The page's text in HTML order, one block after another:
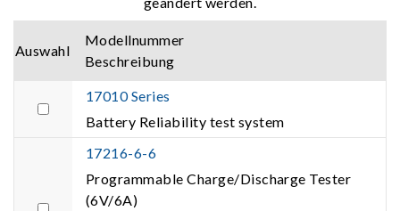
Auswahl
Modellnummer
Beschreibung
17010 Series
Battery Reliability test system
17216-6-6
Programmable Charge/Discharge Tester
(6V/6A)